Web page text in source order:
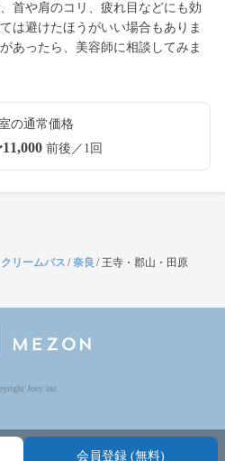
首や肩のコリ、疲れ目などにも効
は避けたほうがいい場合もありま
あったら、美容師に相談してみま
の通常価格
前後／1回
会員登録 (無料)
クリームバス /奈良 / 王寺・郡山・田原
Jocy inc.